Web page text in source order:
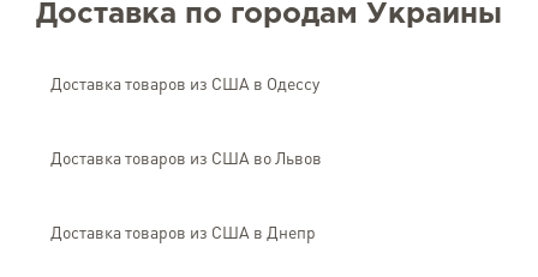
Доставка по городам Украины
Доставка товаров из США в Одессу
Доставка товаров из США во Львов
Доставка товаров из США в Днепр